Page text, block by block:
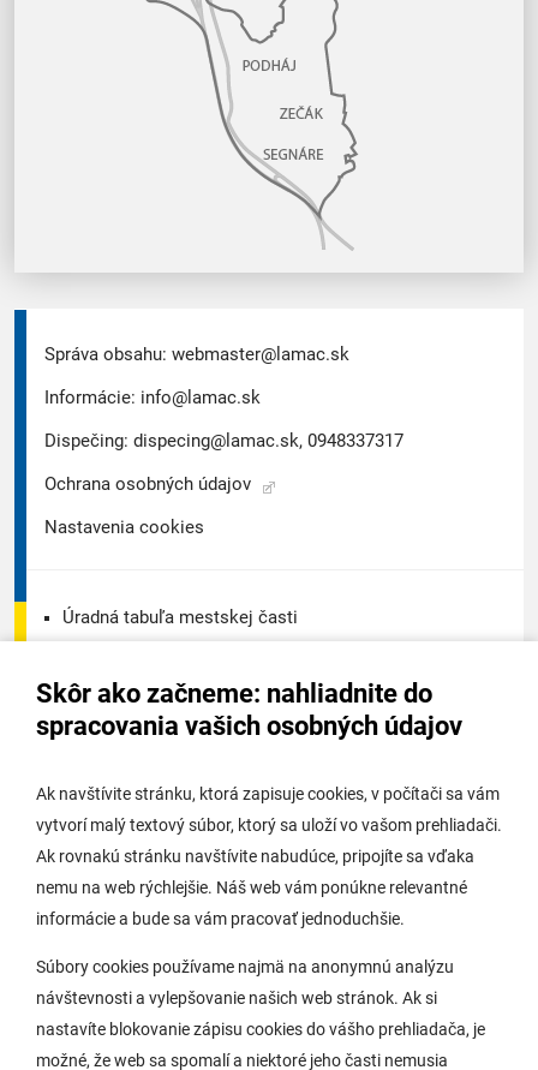
Skôr ako začneme: nahliadnite do
spracovania vašich osobných údajov
Ak navštívite stránku, ktorá zapisuje cookies, v počítači sa vám
vytvorí malý textový súbor, ktorý sa uloží vo vašom prehliadači.
Ak rovnakú stránku navštívite nabudúce, pripojíte sa vďaka
nemu na web rýchlejšie. Náš web vám ponúkne relevantné
informácie a bude sa vám pracovať jednoduchšie.
Súbory cookies používame najmä na anonymnú analýzu
návštevnosti a vylepšovanie našich web stránok. Ak si
nastavíte blokovanie zápisu cookies do vášho prehliadača, je
možné, že web sa spomalí a niektoré jeho časti nemusia
Správa obsahu: webmaster@lamac.sk
Informácie: info@lamac.sk
Dispečing: dispecing@lamac.sk, 0948337317
Ochrana osobných údajov
Nastavenia cookies
Úradná tabuľa mestskej časti
Úradná tabuľa stavebného úradu
Potrebujem vybaviť
Samospráva
O Lamači